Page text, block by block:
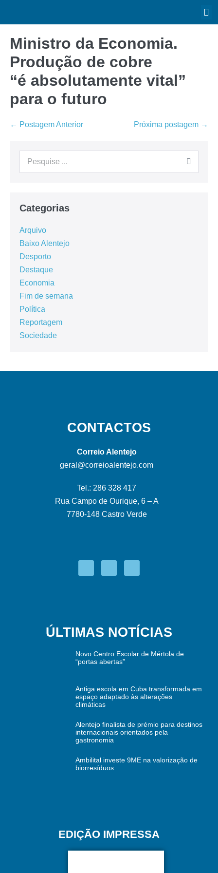
Ministro da Economia.
Produção de cobre
“é absolutamente vital”
para o futuro
← Postagem Anterior Próxima postagem →
Categorias
Arquivo
Baixo Alentejo
Desporto
Destaque
Economia
Fim de semana
Política
Reportagem
Sociedade
CONTACTOS
Correio Alentejo
geral@correioalentejo.com
Tel.: 286 328 417
Rua Campo de Ourique, 6 – A
7780-148 Castro Verde
ÚLTIMAS NOTÍCIAS
Novo Centro Escolar de Mértola de
“portas abertas”
Antiga escola em Cuba transformada em
espaço adaptado às alterações
climáticas
Alentejo finalista de prémio para destinos
internacionais orientados pela
gastronomia
Ambilital investe 9ME na valorização de
biorresíduos
EDIÇÃO IMPRESSA